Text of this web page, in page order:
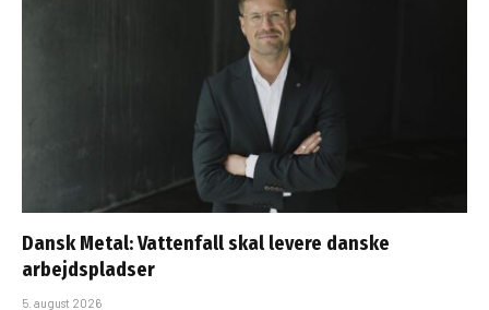
Dansk Metal: Vattenfall skal levere danske
arbejdspladser
5. august 2026